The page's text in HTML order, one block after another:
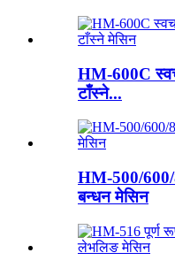
HM-600C
टाँस्ने...
HM-500/600/
बन्धन मेसिन